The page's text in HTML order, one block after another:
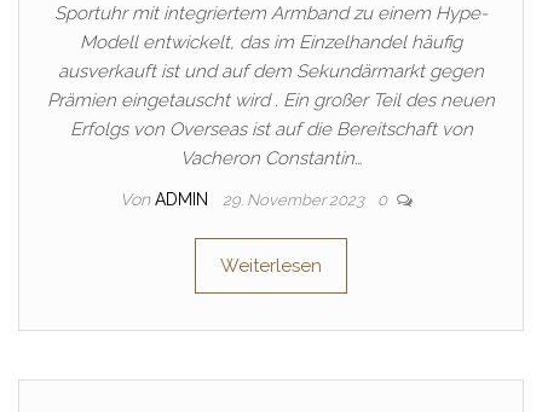
Sportuhr mit integriertem Armband zu einem Hype-
Modell entwickelt, das im Einzelhandel häufig
ausverkauft ist und auf dem Sekundärmarkt gegen
Prämien eingetauscht wird . Ein großer Teil des neuen
Erfolgs von Overseas ist auf die Bereitschaft von
Vacheron Constantin…
Von ADMIN 29. November 2023 0
Weiterlesen